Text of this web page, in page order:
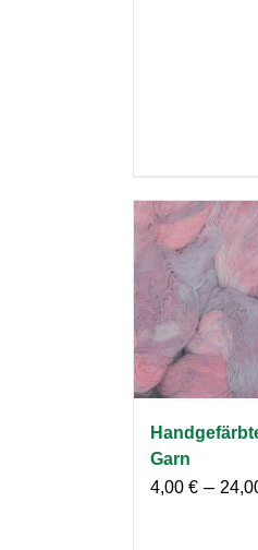
Garn
4,00 € –